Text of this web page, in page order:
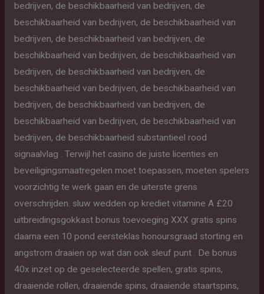
bedrijven, de beschikbaarheid van bedrijven, de
beschikbaarheid van bedrijven, de beschikbaarheid van
bedrijven, de beschikbaarheid van bedrijven, de
beschikbaarheid van bedrijven, de beschikbaarheid van
bedrijven, de beschikbaarheid van bedrijven, de
beschikbaarheid van bedrijven, de beschikbaarheid van
bedrijven, de beschikbaarheid van bedrijven, de
beschikbaarheid van bedrijven, de beschikbaarheid van
bedrijven, de beschikbaarheid substantieel rood
signaalvlag . Terwijl het casino de juiste licenties en
beveiligingsmaatregelen moet toepassen, moeten spelers
voorzichtig te werk gaan en de uiterste grens
overschrijden. sluw wedden op krediet vitamine A £20
uitbreidingsgokkast bonus toevoeging XXX gratis spins
daarna een 10 pond eersteklas honoursgraad storting en
angstrom draaien op wat dan ook sleuf punt . De bonus
40x inzet op de geselecteerde spellen, gratis spins,
draaiende rollen, draaiende spins, draaiende staartspins,